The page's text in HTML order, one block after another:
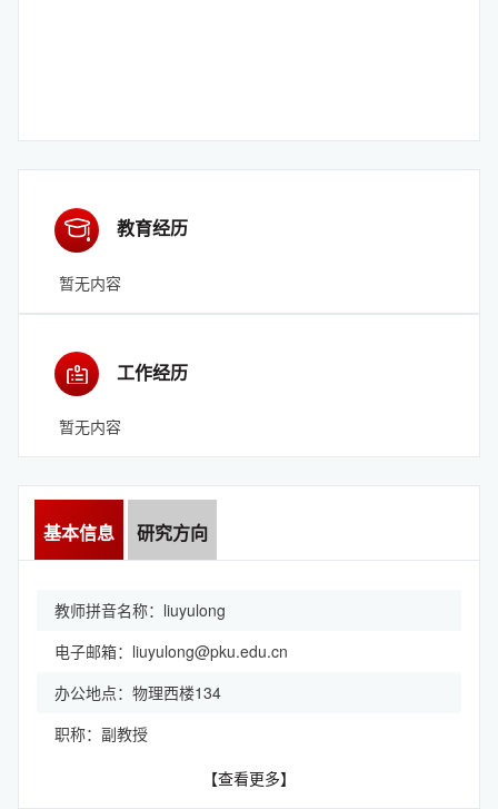
教育经历
暂无内容
工作经历
暂无内容
基本信息 研究方向
【查看更多】
教师拼音名称：liuyulong
电子邮箱： liuyulong@pku.edu.cn
办公地点：物理西楼134
职称：副教授